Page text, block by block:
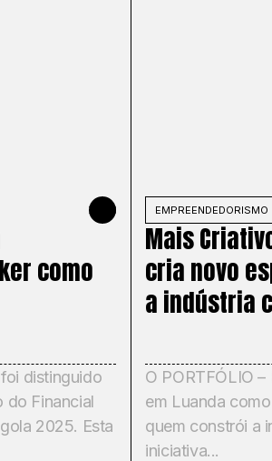
DECEMBER 11, 2025
como
distinguido
do Financial
2025. Esta
EMPREENDEDORISMO
Mais
cria novo
a indústria
O PORTFÓLIO
em Luanda
quem constrói a
iniciativa...